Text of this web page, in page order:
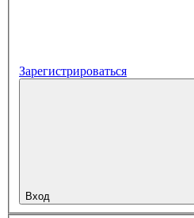
Зарегистрироваться
Вход